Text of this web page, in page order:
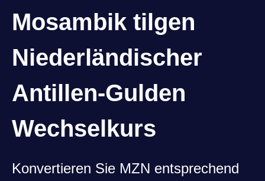
Mosambik tilgen
Niederländischer
Antillen-Gulden
Wechselkurs
Konvertieren Sie MZN entsprechend